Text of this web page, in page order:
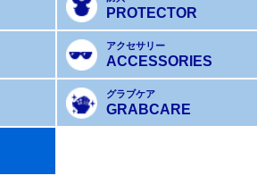
PROTECTOR
アクセサリー
ACCESSORIES
グラブケア
GRABCARE